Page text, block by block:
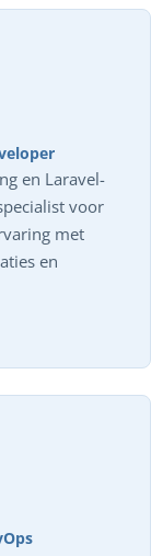
en Laravel-
voor
met
en